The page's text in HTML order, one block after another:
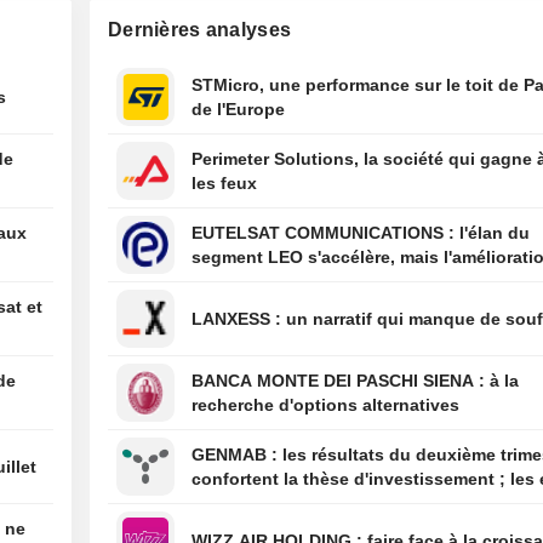
11:03
L'Inde avertit
américain de
britanniques
timide reprise
haut de gamme
5,5 frappe la
Skwentna en
et
ne
Dernières analyses
STMicro, une performance sur le toit de
de l'Europe
Perimeter Solutions, la société qui gagne
les feux
EUTELSAT COMMUNICATIONS : l'élan du
segment LEO s'accélère, mais
LANXESS : un narratif qui manque de
BANCA MONTE DEI PASCHI SIENA : à la
recherche d'options alternatives
GENMAB : les résultats du deuxième trimestre
confortent la thèse d'investissement ; les